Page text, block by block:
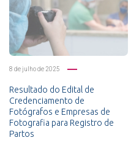
8 de julho de 2025
Resultado do Edital de
Credenciamento de
Fotógrafos e Empresas de
Fotografia para Registro de
Partos